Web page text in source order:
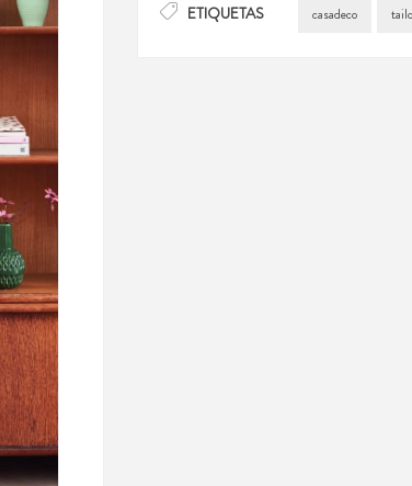
ETIQUETAS casadeco